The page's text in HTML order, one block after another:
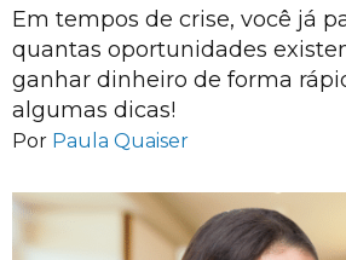
Em tempos de crise, você já
quantas oportunidades
ganhar dinheiro de forma
algumas dicas!
Por Paula Quaiser